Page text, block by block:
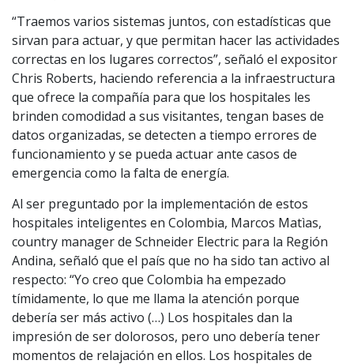
“Traemos varios sistemas juntos, con estadísticas que
sirvan para actuar, y que permitan hacer las actividades
correctas en los lugares correctos”, señaló el expositor
Chris Roberts, haciendo referencia a la infraestructura
que ofrece la compañía para que los hospitales les
brinden comodidad a sus visitantes, tengan bases de
datos organizadas, se detecten a tiempo errores de
funcionamiento y se pueda actuar ante casos de
emergencia como la falta de energía.
Al ser preguntado por la implementación de estos
hospitales inteligentes en Colombia, Marcos Matìas,
country manager de Schneider Electric para la Región
Andina, señaló que el país que no ha sido tan activo al
respecto: “Yo creo que Colombia ha empezado
tímidamente, lo que me llama la atención porque
debería ser más activo (…) Los hospitales dan la
impresión de ser dolorosos, pero uno debería tener
momentos de relajación en ellos. Los hospitales de